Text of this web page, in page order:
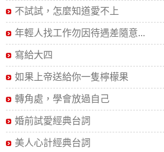
不試試，怎麼知道愛不上
年輕人找工作勿因待遇差隨意...
寫給大四
如果上帝送給你一隻檸檬果
轉角處，學會放過自己
婚前試愛經典台詞
美人心計經典台詞